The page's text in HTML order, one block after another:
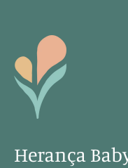
Herança